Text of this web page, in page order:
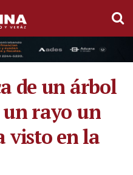
de un árbol
rayo un
visto en la